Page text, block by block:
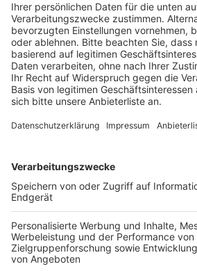
überschlug sich. Der Mann wurde
schwer verletzt. Das andere Auto
einfach weggefahren, die Ermittler
danach.
Denn: sollte der zweite Fahrer am
gewesen sein, hätte er sich wegen
strafbar gemacht. Zudem wird
Anzeige
Weitere Themen von Rhein
Anzeige